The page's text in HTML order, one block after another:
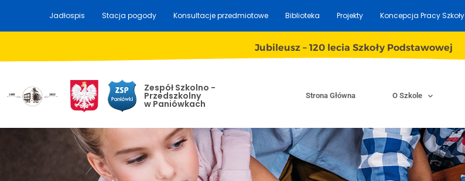
Jadłospis Stacja pogody Konsultacje przedmiotowe Biblioteka Projekty Koncepcja Pracy Szkoły
Jubileusz – 120 lecia Szkoły Podstawowej
Zespół Szkolno -
Przedszkolny
w Paniówkach
Strona Główna O Szkole